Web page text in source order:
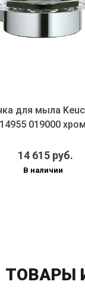
для мыла
14955 019000 хром
14 615 руб.
В наличии
ТОВАРЫ